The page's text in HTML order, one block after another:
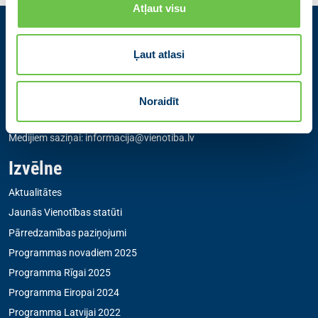
Atļaut visu
Ļaut atlasi
Noraidīt
Partiju apvienība Jaunā VIENOTĪBA
Zigfrīda Annas Meierovica bulvāris 12-3, Rīga, LV-1050
+371 67205475|sekretare@vienotiba.lv
Medijiem saziņai: informacija@vienotiba.lv
Izvēlne
Aktualitātes
Jaunās Vienotības statūti
Pārredzamības paziņojumi
Programmas novadiem 2025
Programma Rīgai 2025
Programma Eiropai 2024
Programma Latvijai 2022